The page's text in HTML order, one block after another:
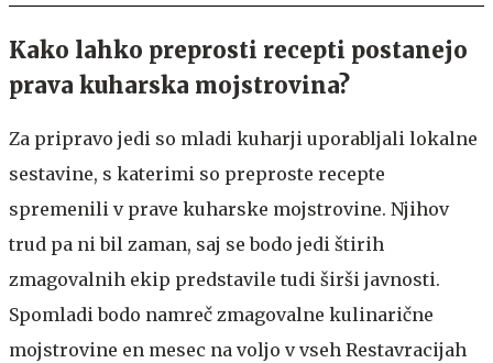
Kako lahko preprosti recepti postanejo
prava kuharska mojstrovina?
Za pripravo jedi so mladi kuharji uporabljali lokalne
sestavine, s katerimi so preproste recepte
spremenili v prave kuharske mojstrovine. Njihov
trud pa ni bil zaman, saj se bodo jedi štirih
zmagovalnih ekip predstavile tudi širši javnosti.
Spomladi bodo namreč zmagovalne kulinarične
mojstrovine en mesec na voljo v vseh Restavracijah